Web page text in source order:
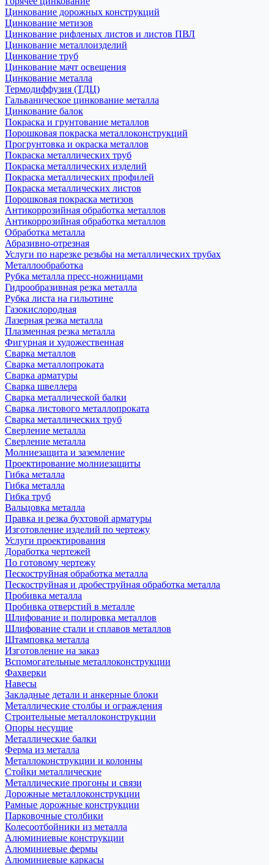
Цинкование дорожных конструкций
Цинкование метизов
Цинкование рифленых листов и листов ПВЛ
Цинкование металлоизделий
Цинкование труб
Цинкование мачт освещения
Цинкование металла
Термодиффузия (ТДЦ)
Гальваническое цинкование металла
Цинкование балок
Покраска и грунтование металлов
Порошковая покраска металлоконструкций
Прогрунтовка и окраска металлов
Покраска металлических труб
Покраска металлических изделий
Покраска металлических профилей
Покраска металлических листов
Порошковая покраска метизов
Антикоррозийная обработка металлов
Антикоррозийная обработка металлов
Обработка металла
Абразивно-отрезная
Услуги по нарезке резьбы на металлических трубах
Металлообработка
Рубка металла пресс-ножницами
Гидрообразивная резка металла
Рубка листа на гильотине
Газокислородная
Лазерная резка металла
Плазменная резка металла
Фигурная и художественная
Сварка металлов
Сварка металлопроката
Сварка арматуры
Сварка швеллера
Сварка металлической балки
Сварка листового металлопроката
Сварка металлических труб
Сверление металла
Сверление металла
Молниезащита и заземление
Проектирование молниезащиты
Гибка металла
Гибка металла
Гибка труб
Вальцовка металла
Правка и резка бухтовой арматуры
Изготовление изделий по чертежу
Услуги проектирования
Доработка чертежей
По готовому чертежу
Пескоструйная обработка металла
Пескоструйная и дробеструйная обработка металла
Пробивка металла
Пробивка отверстий в металле
Шлифование и полировка металлов
Шлифование стали и сплавов металлов
Штамповка металла
Изготовление на заказ
Вспомогательные металлоконструкции
Фахверки
Навесы
Закладные детали и анкерные блоки
Металлические столбы и ограждения
Строительные металлоконструкции
Опоры несущие
Металлические балки
Ферма из металла
Металлоконструкции и колонны
Стойки металлические
Металлические прогоны и связи
Дорожные металлоконструкции
Рамные дорожные конструкции
Парковочные столбики
Колесоотбойники из металла
Алюминиевые конструкции
Алюминиевые фермы
Алюминиевые каркасы